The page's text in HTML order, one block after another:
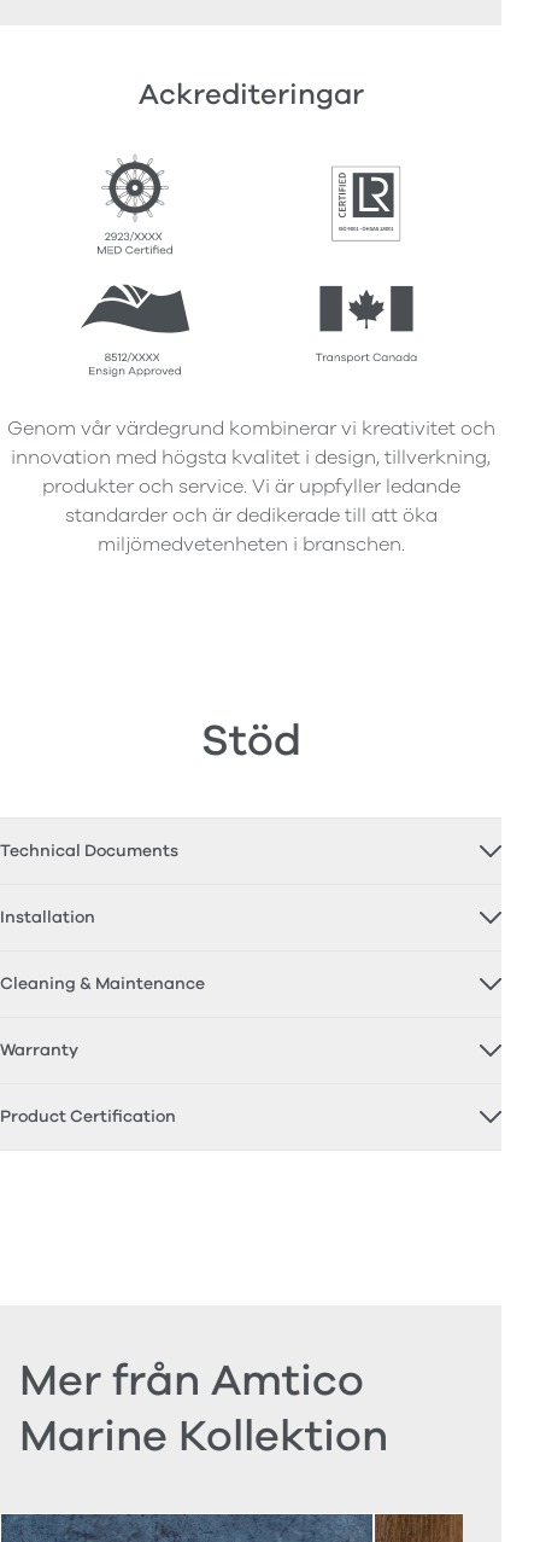
Ackrediteringar
Genom vår värdegrund kombinerar vi kreativitet och
innovation med högsta kvalitet i design, tillverkning,
produkter och service. Vi är uppfyller ledande
standarder och är dedikerade till att öka
miljömedvetenheten i branschen.
Stöd
Technical Documents
Installation
Cleaning & Maintenance
Warranty
Product Certification
Mer från Amtico
Marine Kollektion